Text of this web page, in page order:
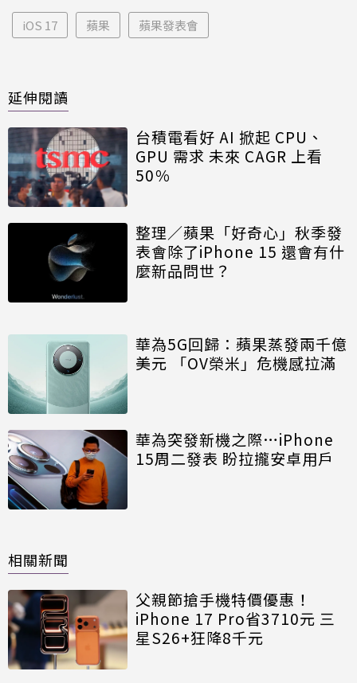
iOS 17 蘋果 蘋果發表會
延伸閱讀
台積電看好 AI 掀起 CPU、
GPU 需求 未來 CAGR 上看
50％
整理／蘋果「好奇心」秋季發
表會除了iPhone 15 還會有什
麼新品問世？
華為5G回歸：蘋果蒸發兩千億
美元 「OV榮米」危機感拉滿
華為突發新機之際…iPhone
15周二發表 盼拉攏安卓用戶
相關新聞
父親節搶手機特價優惠！
iPhone 17 Pro省3710元 三
星S26+狂降8千元